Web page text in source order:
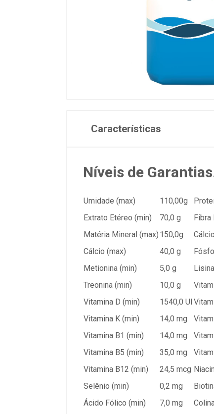
Características
Níveis de
Umidade (max) 110,00g
Extrato Etéreo (min)
70,0 g Fibra
Matéria Mineral (max) 150,0g
Cálcio (max)
40,0 g
Metionina (min)
5,0 g
Treonina (min)
10,0 g
Vitamina D (min)
1540,0 UI
Vitamina K (min)
14,0 mg
Vitamina B1 (min)
14,0 mg
Vitamina B5 (min)
35,0 mg
Vitamina B12 (min)
24,5 mcg
Selênio (min)
0,2 mg
Ácido Fólico (min)
7,0 mg